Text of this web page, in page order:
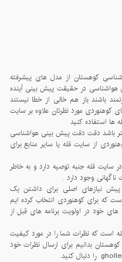
کوهستان از مدل های پیشرفته
بینی هواشناسی در حقیقت پیش بینی آینده
قدرتمند باشند باز هم خالی از خطا نیستند
مسیرهای کوهنوردی مورد نظرتان علاوه بر سایت
باشد دقت دقت پیش بینی هواشناسی
از سایت قله یا سایر منابع برای
قله جنبه توصيه دارد و به خاطر
پیش نیازهای اصلی برای داشتن یک
است که برای کوهنوردی انتخاب کرده ایم
را در کوهنوردی های خود در اولویت برنامه های قبل از
است که نظرات شما را در مورد کیفیت
بدانیم برای ارسال نظرات خود